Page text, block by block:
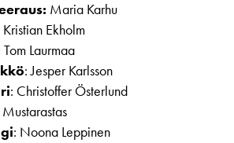
Maria Karhu
Kristian Ekholm
Tom Laurmaa
: Jesper Karlsson
: Christoffer Österlund
: Noona Leppinen